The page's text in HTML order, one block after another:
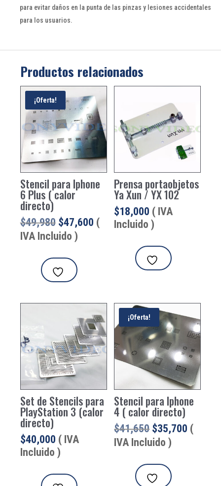
para evitar daños en la punta de las pinzas y lesiones accidentales
para los usuarios.
Productos relacionados
¡Oferta!
Stencil para Iphone
6 Plus ( calor
directo)
$49,980 El
precio
era:
$49,980.
$47,600El
(
IVA Incluido )
Prensa portaobjetos
Ya Xun / YX 102
$18,000 ( IVA
Incluido )
Set de Stencils para
PlayStation 3 (calor
directo)
$40,000 ( IVA
Incluido )
¡Oferta!
Stencil para Iphone
4 ( calor directo)
$41,650 El
precio
era:
$41,650.
$35,700 El
(
IVA Incluido )